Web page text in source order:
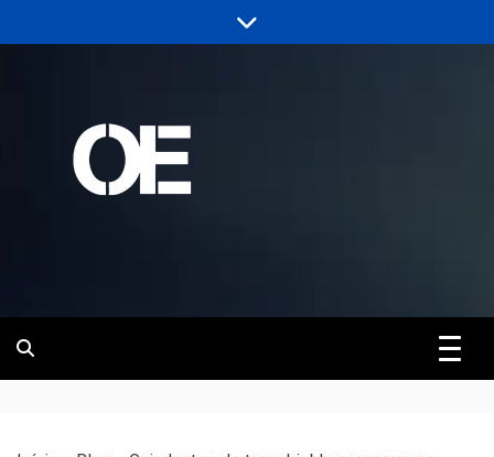
to
Revista | O
Empreiteiro